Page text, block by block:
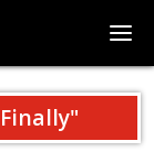
Finally"